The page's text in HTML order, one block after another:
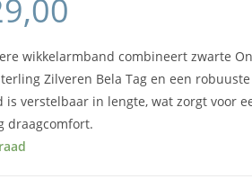
wikkelarmband combineert zwarte
Zilveren Bela Tag en een
is verstelbaar in lengte, wat zorgt voor
draagcomfort.